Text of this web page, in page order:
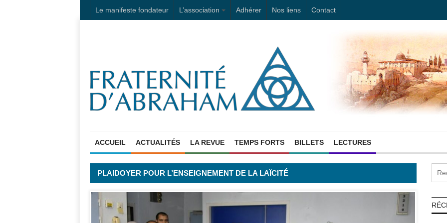
Le manifeste fondateur L’association Adhérer Nos liens Contact
ACCUEIL ACTUALITÉS LA REVUE TEMPS FORTS BILLETS LECTURES
PLAIDOYER POUR L’ENSEIGNEMENT DE LA LAÏCITÉ